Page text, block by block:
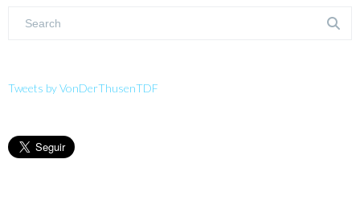
Tweets by VonDerThusenTDF